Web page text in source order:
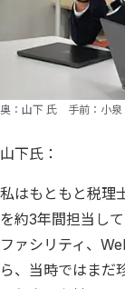
奥：山下 氏 手前：小泉
山下氏：
私はもともと税理
を約3年間担当し
ファシリティ、
ら、当時ではまだ